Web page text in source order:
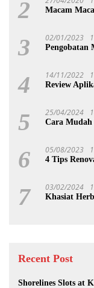
2 Macam
3 02/01/2023
Pengobatan
4 14/11/2022
Review
5 25/04/2024
Cara
6 05/08/2023
4 Tips
7 03/02/2024
Khasiat
Recent Post
Shorelines Slots at